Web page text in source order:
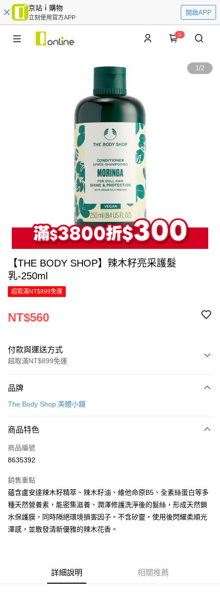
京站ｉ購物
立刻使用官方APP
開啟APP
0
1/2
【THE BODY SHOP】辣木籽亮采護髮
乳-250ml
超取滿NT$899免運
NT$560
付款與運送方式
超取滿NT$899免運
信用卡一次付款
Apple Pay
街口支付
Google Pay
全盈+PAY
大哥付你分期
相關說明
流程，驗證手機門號後，選擇欲分期的期數、繳款截止日，確認付款後即完
【關於「AFTEE先享後付」】
AFTEE先享後付是「在收到商品之後才付款」的支付方式。 讓您購物簡單
品牌
The Body Shop 美體小舖
商品特色
商品編號
8635392
銷售重點
蘊含盧安達辣木籽精萃、辣木籽油、維他命原B5、全素絲蛋白等多
種天然營養素，能密集滋養、潤澤修護洗淨後的髮絲，形成天然鎖
水保護膜，同時隔絕環境損害因子。不含矽靈，使用後閃耀柔順光
澤感，並散發清新優雅的辣木花香。
詳細說明 相關推薦